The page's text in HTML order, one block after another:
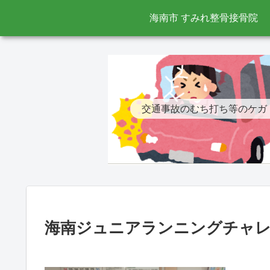
海南市 すみれ整骨接骨院
交通事故のむち打ち等のケガ
海南ジュニアランニングチャ